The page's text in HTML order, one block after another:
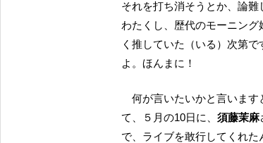
それを打ち消そうとか、論
わたくし、歴代のモーニン
く推していた（いる）次第
よ。ほんまに！
何が言いたいかと言いますと、2025年を迎えて、あの感動的な武道館公演から10年と２か月を経
て、５月の10日に、 須藤茉麻
で、ライブを敢行してくれた